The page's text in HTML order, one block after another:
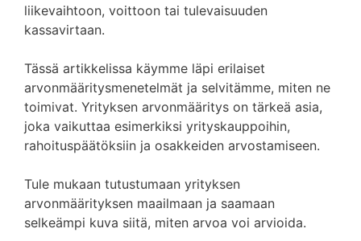
liikevaihtoon, voittoon tai tulevaisuuden
kassavirtaan.
Tässä artikkelissa käymme läpi erilaiset
arvonmääritysmenetelmät ja selvitämme, miten ne
toimivat. Yrityksen arvonmääritys on tärkeä asia,
joka vaikuttaa esimerkiksi yrityskauppoihin,
rahoituspäätöksiin ja osakkeiden arvostamiseen.
Tule mukaan tutustumaan yrityksen
arvonmäärityksen maailmaan ja saamaan
selkeämpi kuva siitä, miten arvoa voi arvioida.